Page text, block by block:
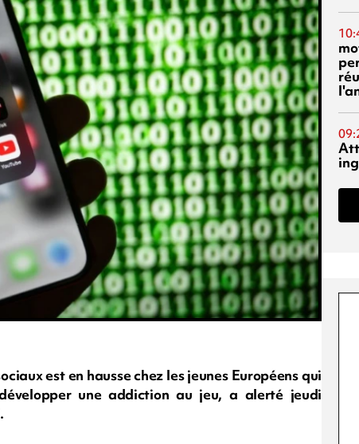
est en hausse chez les jeunes Européens qui
une addiction au jeu, a alerté jeudi